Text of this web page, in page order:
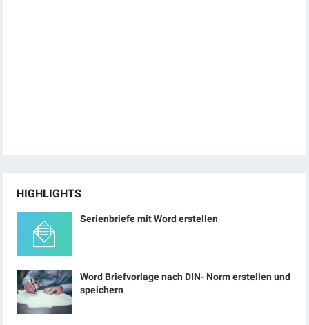
HIGHLIGHTS
Serienbriefe mit Word erstellen
Word Briefvorlage nach DIN- Norm erstellen und
speichern